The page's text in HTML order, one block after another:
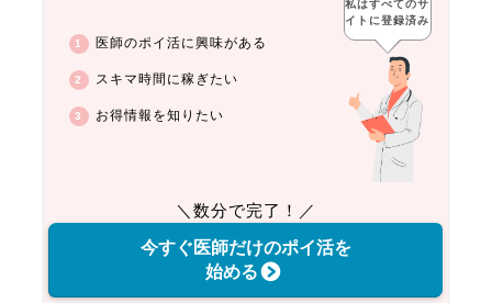
医師のポイ活に興味がある
スキマ時間に稼ぎたい
お得情報を知りたい
私はすべてのサ
イトに登録済み
＼数分で完了！／
今すぐ医師だけのポイ活を
始める